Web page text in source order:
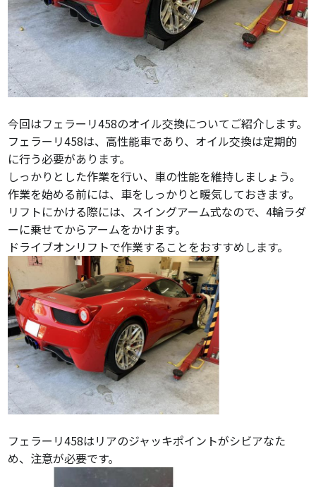
今回はフェラーリ458のオイル交換についてご紹介します。
フェラーリ458は、高性能車であり、オイル交換は定期的
に行う必要があります。
しっかりとした作業を行い、車の性能を維持しましょう。
作業を始める前には、車をしっかりと暖気しておきます。
リフトにかける際には、スイングアーム式なので、4輪ラダ
ーに乗せてからアームをかけます。
ドライブオンリフトで作業することをおすすめします。
フェラーリ458はリアのジャッキポイントがシビアなた
め、注意が必要です。